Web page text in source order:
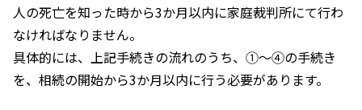
人の死亡を知った時から3か月以内に家庭裁判所にて行わ
なければなりません。
具体的には、上記手続きの流れのうち、①～④の手続き
を、相続の開始から3か月以内に行う必要があります。